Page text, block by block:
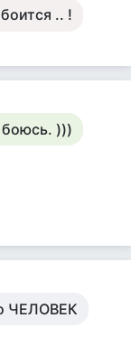
.. !
)))
ЧЕЛОВЕК